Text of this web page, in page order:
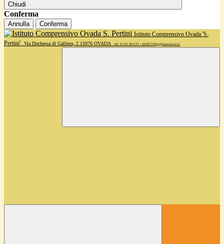
Chiudi
Conferma
Annulla Conferma
Istituto Comprensivo Ovada 'S.
Pertini'
Via Duchessa di Galliera, 2 15076 OVADA tel. 0143 80135 • alic82100g@istruzione.it